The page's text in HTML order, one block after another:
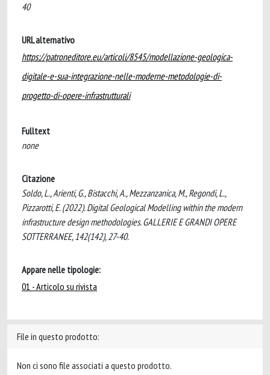
40
URL alternativo
https://patroneditore.eu/articoli/8545/modellazione-geologica-
digitale-e-sua-integrazione-nelle-moderne-metodologie-di-
progetto-di-opere-infrastrutturali
Fulltext
none
Citazione
Soldo, L., Arienti, G., Bistacchi, A., Mezzanzanica, M., Regondi, L.,
Pizzarotti, E. (2022). Digital Geological Modelling within the modern
infrastructure design methodologies. GALLERIE E GRANDI OPERE
SOTTERRANEE, 142(142), 27-40.
Appare nelle tipologie:
01 - Articolo su rivista
File in questo prodotto:
Non ci sono file associati a questo prodotto.